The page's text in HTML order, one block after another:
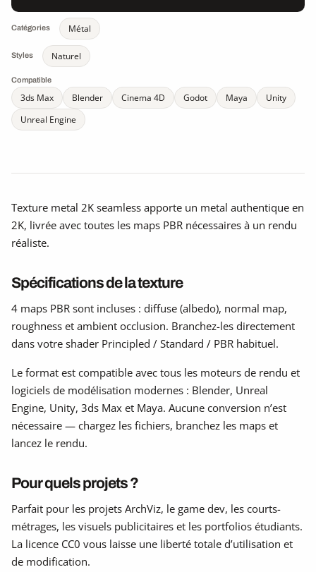
Catégories Métal
Styles Naturel
Compatible
3ds Max Blender Cinema 4D Godot Maya
Unity
Unreal Engine
Texture metal 2K seamless apporte un metal authentique en
2K, livrée avec toutes les maps PBR nécessaires à un rendu
réaliste.
Spécifications de la texture
4 maps PBR sont incluses : diffuse (albedo), normal map,
roughness et ambient occlusion. Branchez-les directement
dans votre shader Principled / Standard / PBR habituel.
Le format est compatible avec tous les moteurs de rendu et
logiciels de modélisation modernes : Blender, Unreal
Engine, Unity, 3ds Max et Maya. Aucune conversion n’est
nécessaire — chargez les fichiers, branchez les maps et
lancez le rendu.
Pour quels projets ?
Parfait pour les projets ArchViz, le game dev, les courts-
métrages, les visuels publicitaires et les portfolios étudiants.
La licence CC0 vous laisse une liberté totale d’utilisation et
de modification.